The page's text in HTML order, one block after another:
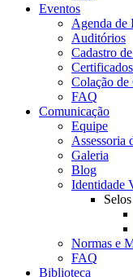
Eventos
Agenda de
Auditórios
Cadastro
Colação de
FAQ
Comunicação
Equipe
Assessoria
Galeria
Blog
Identidade
Normas e
FAQ
Biblioteca